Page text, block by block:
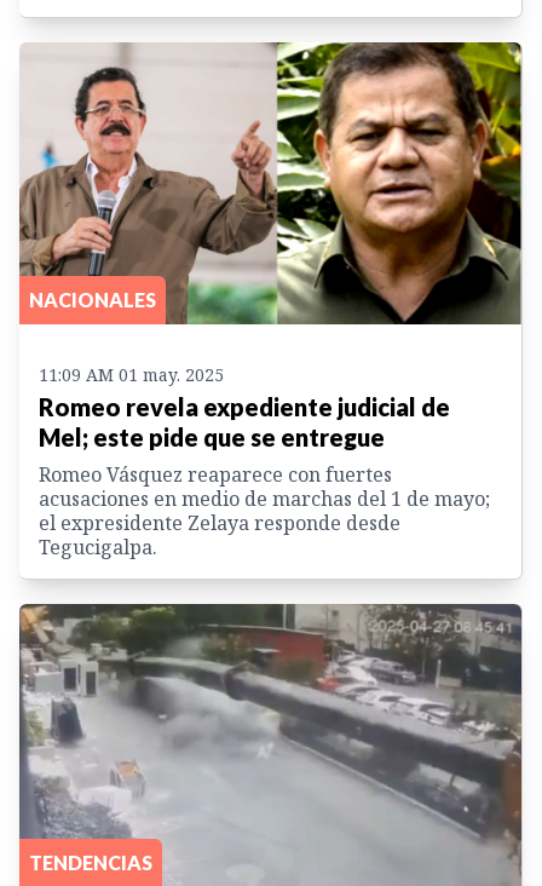
NACIONALES
11:09 AM 01 may. 2025
Romeo revela expediente judicial de
Mel; este pide que se entregue
Romeo Vásquez reaparece con fuertes
acusaciones en medio de marchas del 1 de mayo;
el expresidente Zelaya responde desde
Tegucigalpa.
TENDENCIAS